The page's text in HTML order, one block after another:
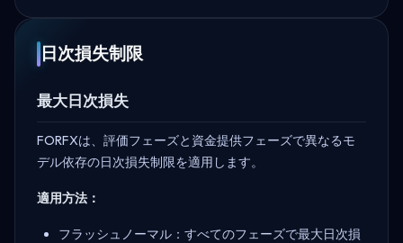
日次損失制限
最大日次損失
FORFXは、評価フェーズと資金提供フェーズで異なるモ
デル依存の日次損失制限を適用します。
適用方法：
フラッシュノーマル：すべてのフェーズで最大日次損